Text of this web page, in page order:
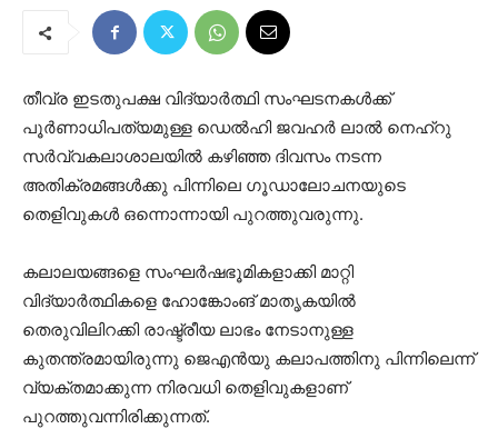
തീവ്ര ഇടതുപക്ഷ വിദ്യാര്‍ത്ഥി സംഘടനകള്‍ക്ക്
പൂര്‍ണാധിപത്യമുള്ള ഡെല്‍ഹി ജവഹര്‍ ലാല്‍ നെഹ്‌റു
സര്‍വ്വകലാശാലയില്‍ കഴിഞ്ഞ ദിവസം നടന്ന
അതിക്രമങ്ങള്‍ക്കു പിന്നിലെ ഗൂഡാലോചനയുടെ
തെളിവുകള്‍ ഒന്നൊന്നായി പുറത്തുവരുന്നു.
കലാലയങ്ങളെ സംഘര്‍ഷഭൂമികളാക്കി മാറ്റി
വിദ്യാര്‍ത്ഥികളെ ഹോങ്കോംങ് മാതൃകയില്‍
തെരുവിലിറക്കി രാഷ്ട്രീയ ലാഭം നേടാനുള്ള
കുതന്ത്രമായിരുന്നു ജെഎന്‍യു കലാപത്തിനു പിന്നിലെന്ന്
വ്യക്തമാക്കുന്ന നിരവധി തെളിവുകളാണ്
പുറത്തുവന്നിരിക്കുന്നത്.